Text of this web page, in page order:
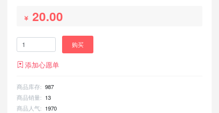
20.00
购买
添加心愿单
商品库存: 987
商品销量: 13
商品人气: 1970